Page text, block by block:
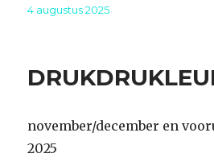
Geplaatst
4 augustus 2025
november/december en
2025